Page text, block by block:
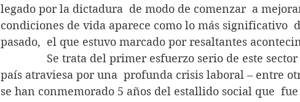
legado por la dictadura  de modo de comenzar  a
condiciones de vida aparece como lo más significativo
pasado,  el que estuvo marcado por resaltantes
Se trata del primer esfuerzo serio de este sector
país atraviesa por una  profunda crisis laboral – entre
se han conmemorado 5 años del estallido social que